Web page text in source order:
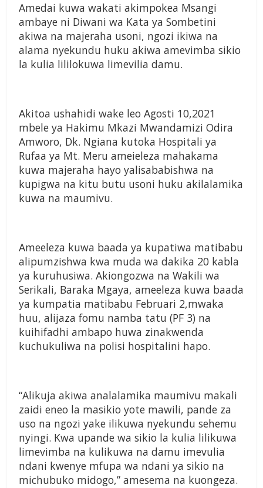
Amedai kuwa wakati akimpokea Msangi
ambaye ni Diwani wa Kata ya Sombetini
akiwa na majeraha usoni, ngozi ikiwa na
alama nyekundu huku akiwa amevimba sikio
la kulia lililokuwa limevilia damu.
Akitoa ushahidi wake leo Agosti 10,2021
mbele ya Hakimu Mkazi Mwandamizi Odira
Amworo, Dk. Ngiana kutoka Hospitali ya
Rufaa ya Mt. Meru ameieleza mahakama
kuwa majeraha hayo yalisababishwa na
kupigwa na kitu butu usoni huku akilalamika
kuwa na maumivu.
Ameeleza kuwa baada ya kupatiwa matibabu
alipumzishwa kwa muda wa dakika 20 kabla
ya kuruhusiwa. Akiongozwa na Wakili wa
Serikali, Baraka Mgaya, ameeleza kuwa baada
ya kumpatia matibabu Februari 2,mwaka
huu, alijaza fomu namba tatu (PF 3) na
kuihifadhi ambapo huwa zinakwenda
kuchukuliwa na polisi hospitalini hapo.
“Alikuja akiwa analalamika maumivu makali
zaidi eneo la masikio yote mawili, pande za
uso na ngozi yake ilikuwa nyekundu sehemu
nyingi. Kwa upande wa sikio la kulia lilikuwa
limevimba na kulikuwa na damu imevulia
ndani kwenye mfupa wa ndani ya sikio na
michubuko midogo,” amesema na kuongeza.